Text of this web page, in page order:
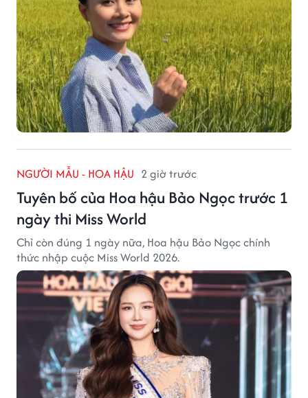
NGƯỜI MẪU - HOA HẬU 2 giờ trước
Tuyên bố của Hoa hậu Bảo Ngọc trước 1
ngày thi Miss World
Chỉ còn đúng 1 ngày nữa, Hoa hậu Bảo Ngọc chính
thức nhập cuộc Miss World 2026.